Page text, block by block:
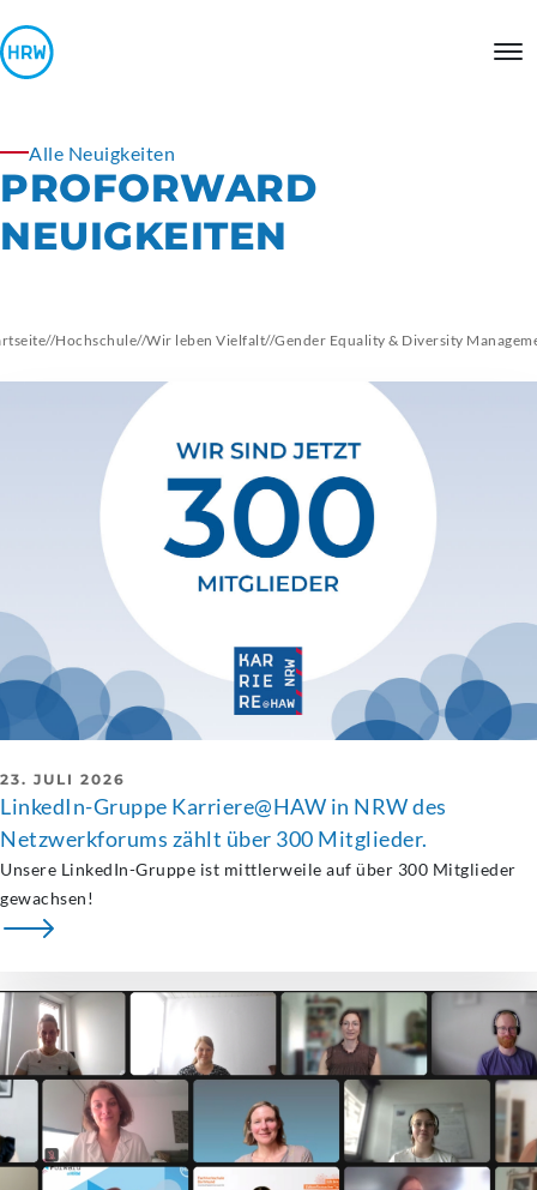
Alle Neuigkeiten
PROFORWARD
NEUIGKEITEN
//Hochschule//Wir leben Vielfalt//Gender Equality & Diversity
23. JULI 2026
LinkedIn-Gruppe Karriere@HAW in NRW des
Netzwerkforums zählt über 300 Mitglieder.
Unsere LinkedIn-Gruppe ist mittlerweile auf über 300 Mitglieder
gewachsen!